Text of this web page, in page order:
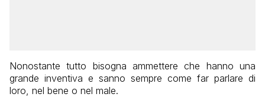
Nonostante tutto bisogna ammettere che hanno una
grande inventiva e sanno sempre come far parlare di
loro, nel bene o nel male.